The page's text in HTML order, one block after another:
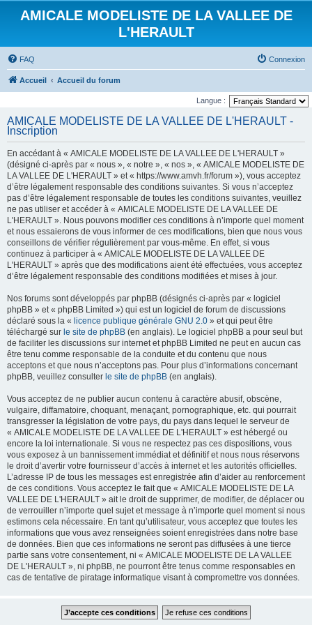
AMICALE MODELISTE DE LA VALLEE DE
L'HERAULT
FAQ Connexion
Accueil Accueil du forum
Langue :
AMICALE MODELISTE DE LA VALLEE DE L'HERAULT -
Inscription
En accédant à « AMICALE MODELISTE DE LA VALLEE DE L'HERAULT »
(désigné ci-après par « nous », « notre », « nos », « AMICALE MODELISTE DE
LA VALLEE DE L'HERAULT » et « https://www.amvh.fr/forum »), vous acceptez
d’être légalement responsable des conditions suivantes. Si vous n’acceptez
pas d’être légalement responsable de toutes les conditions suivantes, veuillez
ne pas utiliser et accéder à « AMICALE MODELISTE DE LA VALLEE DE
L'HERAULT ». Nous pouvons modifier ces conditions à n’importe quel moment
et nous essaierons de vous informer de ces modifications, bien que nous vous
conseillons de vérifier régulièrement par vous-même. En effet, si vous
continuez à participer à « AMICALE MODELISTE DE LA VALLEE DE
L'HERAULT » après que des modifications aient été effectuées, vous acceptez
d’être légalement responsable des conditions modifiées et mises à jour.
Nos forums sont développés par phpBB (désignés ci-après par « logiciel
phpBB » et « phpBB Limited ») qui est un logiciel de forum de discussions
déclaré sous la « licence publique générale GNU 2.0 » et qui peut être
téléchargé sur le site de phpBB (en anglais). Le logiciel phpBB a pour seul but
de faciliter les discussions sur internet et phpBB Limited ne peut en aucun cas
être tenu comme responsable de la conduite et du contenu que nous
acceptons et que nous n’acceptons pas. Pour plus d’informations concernant
phpBB, veuillez consulter le site de phpBB (en anglais).
Vous acceptez de ne publier aucun contenu à caractère abusif, obscène,
vulgaire, diffamatoire, choquant, menaçant, pornographique, etc. qui pourrait
transgresser la législation de votre pays, du pays dans lequel le serveur de
« AMICALE MODELISTE DE LA VALLEE DE L'HERAULT » est hébergé ou
encore la loi internationale. Si vous ne respectez pas ces dispositions, vous
vous exposez à un bannissement immédiat et définitif et nous nous réservons
le droit d’avertir votre fournisseur d’accès à internet et les autorités officielles.
L’adresse IP de tous les messages est enregistrée afin d’aider au renforcement
de ces conditions. Vous acceptez le fait que « AMICALE MODELISTE DE LA
VALLEE DE L'HERAULT » ait le droit de supprimer, de modifier, de déplacer ou
de verrouiller n’importe quel sujet et message à n’importe quel moment si nous
estimons cela nécessaire. En tant qu’utilisateur, vous acceptez que toutes les
informations que vous avez renseignées soient enregistrées dans notre base
de données. Bien que ces informations ne seront pas diffusées à une tierce
partie sans votre consentement, ni « AMICALE MODELISTE DE LA VALLEE
DE L'HERAULT », ni phpBB, ne pourront être tenus comme responsables en
cas de tentative de piratage informatique visant à compromettre vos données.